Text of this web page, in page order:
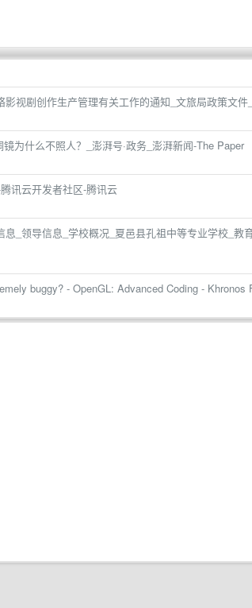
影视剧创作生产管理有关工作的通知_文旅局政策文件
为什么不照人？_澎湃号·政务_澎湃新闻-The Paper
讯云开发者社区-腾讯云
_领导信息_学校概况_夏邑县孔祖中等专业学校_教
buggy? - OpenGL: Advanced Coding - Khronos